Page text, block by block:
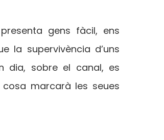
gens fàcil, ens
la supervivència d’uns
dia, sobre el canal, es
marcarà les seues